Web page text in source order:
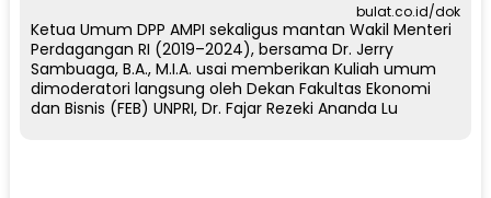
bulat.co.id/dok
Ketua Umum DPP AMPI sekaligus mantan Wakil Menteri
Perdagangan RI (2019–2024), bersama Dr. Jerry
Sambuaga, B.A., M.I.A. usai memberikan Kuliah umum
dimoderatori langsung oleh Dekan Fakultas Ekonomi
dan Bisnis (FEB) UNPRI, Dr. Fajar Rezeki Ananda Lu